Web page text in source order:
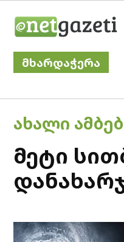
მხარდაჭერა
POSTED
IN
ᲐᲮᲐᲚᲘ
მეტი